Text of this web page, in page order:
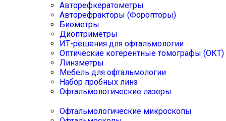
Авторефкератометры
Авторефракторы (Форопторы)
Биометры
Диоптриметры
ИТ-решения для офтальмологии
Оптические когерентные томографы (ОКТ)
Линзметры
Мебель для офтальмологии
Набор пробных линз
Офтальмологические лазеры
Офтальмологические микроскопы